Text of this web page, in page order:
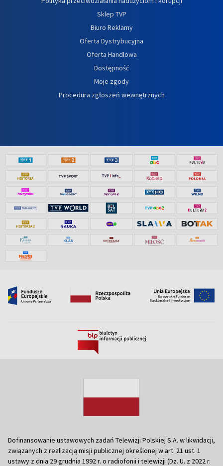
Sklep TVP
Biuro Reklamy
Oferta Dystrybucyjna
Oferta Handlowa
Dostępność
Moje zgody
Procedura zgłoszeń wewnętrznych
Dofinansowanie ustawowych zadań Telewizji Polskiej S.A. w likwidacji,
związanych z realizacją misji publicznej określonej w art. 21 ust. 1
ustawy z dnia 29 grudnia 1992 r. o radiofonii i telewizji (Dz. U. z 2022 r.